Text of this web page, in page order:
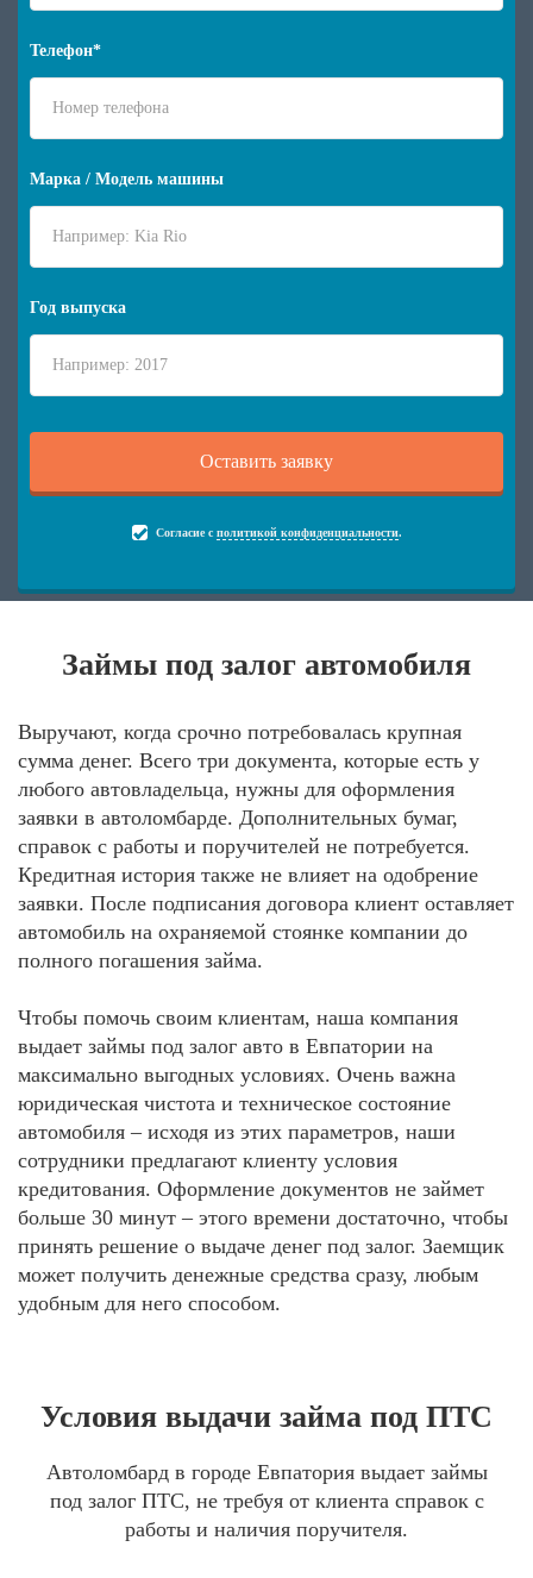
Телефон*
Марка / Модель машины
Год выпуска
Согласие с политикой конфиденциальности.
Займы под залог автомобиля
Выручают, когда срочно потребовалась крупная
сумма денег. Всего три документа, которые есть у
любого автовладельца, нужны для оформления
заявки в автоломбарде. Дополнительных бумаг,
справок с работы и поручителей не потребуется.
Кредитная история также не влияет на одобрение
заявки. После подписания договора клиент оставляет
автомобиль на охраняемой стоянке компании до
полного погашения займа.
Чтобы помочь своим клиентам, наша компания
выдает займы под залог авто в Евпатории на
максимально выгодных условиях. Очень важна
юридическая чистота и техническое состояние
автомобиля – исходя из этих параметров, наши
сотрудники предлагают клиенту условия
кредитования. Оформление документов не займет
больше 30 минут – этого времени достаточно, чтобы
принять решение о выдаче денег под залог. Заемщик
может получить денежные средства сразу, любым
удобным для него способом.
Условия выдачи займа под ПТС
Автоломбард в городе Евпатория выдает займы
под залог ПТС, не требуя от клиента справок с
работы и наличия поручителя.